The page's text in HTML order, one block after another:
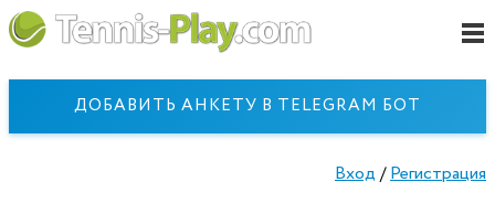
ДОБАВИТЬ АНКЕТУ В TELEGRAM БОТ
Вход /Регистрация